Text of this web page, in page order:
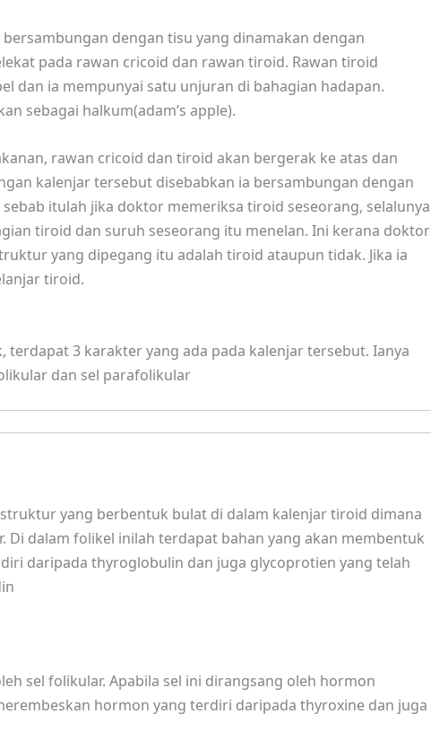
dengan tisu yang dinamakan dengan
pada rawan cricoid dan rawan tiroid. Rawan tiroid
dan ia mempunyai satu unjuran di bahagian hadapan.
sebagai halkum(adam’s apple).
rawan cricoid dan tiroid akan bergerak ke atas dan
kalenjar tersebut disebabkan ia bersambungan dengan
itulah jika doktor memeriksa tiroid seseorang, selalunya
tiroid dan suruh seseorang itu menelan. Ini kerana doktor
yang dipegang itu adalah tiroid ataupun tidak. Jika ia
tiroid.
terdapat 3 karakter yang ada pada kalenjar tersebut. Ianya
dan sel parafolikular
yang berbentuk bulat di dalam kalenjar tiroid dimana
Di dalam folikel inilah terdapat bahan yang akan membentuk
daripada thyroglobulin dan juga glycoprotien yang telah
sel folikular. Apabila sel ini dirangsang oleh hormon
hormon yang terdiri daripada thyroxine dan juga